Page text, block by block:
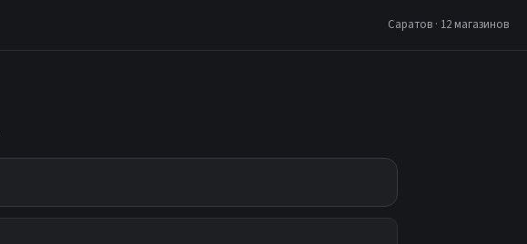
Саратов · 12 магазинов